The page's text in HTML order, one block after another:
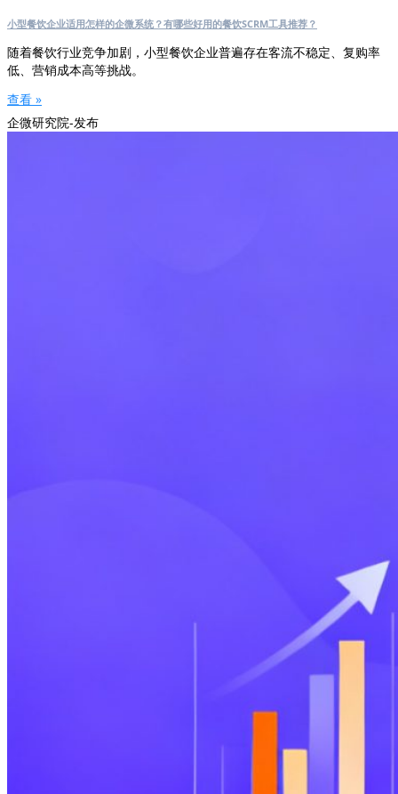
小型餐饮企业适用怎样的企微系统？有哪些好用的餐饮SCRM工具推荐？
随着餐饮行业竞争加剧，小型餐饮企业普遍存在客流不稳定、复购率
低、营销成本高等挑战。
查看 »
企微研究院-发布